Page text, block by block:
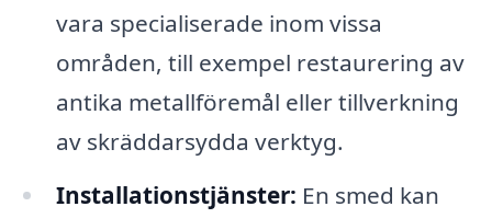
vara specialiserade inom vissa
områden, till exempel restaurering av
antika metallföremål eller tillverkning
av skräddarsydda verktyg.
Installationstjänster: En smed kan